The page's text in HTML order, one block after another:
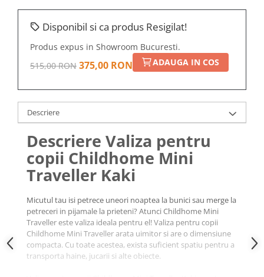
Disponibil si ca produs Resigilat!
Produs expus in Showroom Bucuresti.
515,00 RON 375,00 RON ADAUGA IN COS
Descriere
Descriere Valiza pentru
copii Childhome Mini
Traveller Kaki
Micutul tau isi petrece uneori noaptea la bunici sau merge la
petreceri in pijamale la prieteni? Atunci Childhome Mini
Traveller este valiza ideala pentru el! Valiza pentru copii
Childhome Mini Traveller arata uimitor si are o dimensiune
compacta. Cu toate acestea, exista suficient spatiu pentru a
transporta haine, jucarii si alte obiecte.